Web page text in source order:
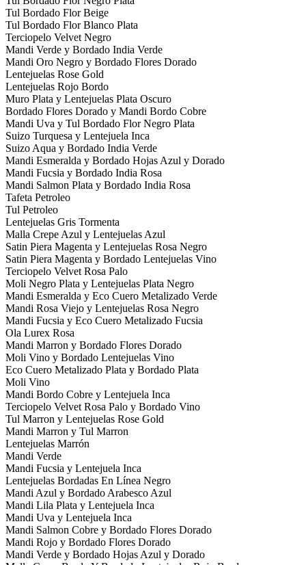
Tul Bordado Flor Beige
Tul Bordado Flor Blanco Plata
Terciopelo Velvet Negro
Mandi Verde y Bordado India Verde
Mandi Oro Negro y Bordado Flores Dorado
Lentejuelas Rose Gold
Lentejuelas Rojo Bordo
Muro Plata y Lentejuelas Plata Oscuro
Bordado Flores Dorado y Mandi Bordo Cobre
Mandi Uva y Tul Bordado Flor Negro Plata
Suizo Turquesa y Lentejuela Inca
Suizo Aqua y Bordado India Verde
Mandi Esmeralda y Bordado Hojas Azul y Dorado
Mandi Fucsia y Bordado India Rosa
Mandi Salmon Plata y Bordado India Rosa
Tafeta Petroleo
Tul Petroleo
Lentejuelas Gris Tormenta
Malla Crepe Azul y Lentejuelas Azul
Satin Piera Magenta y Lentejuelas Rosa Negro
Satin Piera Magenta y Bordado Lentejuelas Vino
Terciopelo Velvet Rosa Palo
Moli Negro Plata y Lentejuelas Plata Negro
Mandi Esmeralda y Eco Cuero Metalizado Verde
Mandi Rosa Viejo y Lentejuelas Rosa Negro
Mandi Fucsia y Eco Cuero Metalizado Fucsia
Ola Lurex Rosa
Mandi Marron y Bordado Flores Dorado
Moli Vino y Bordado Lentejuelas Vino
Eco Cuero Metalizado Plata y Bordado Plata
Moli Vino
Mandi Bordo Cobre y Lentejuela Inca
Terciopelo Velvet Rosa Palo y Bordado Vino
Tul Marron y Lentejuelas Rose Gold
Mandi Marron y Tul Marron
Lentejuelas Marrón
Mandi Verde
Mandi Fucsia y Lentejuela Inca
Lentejuelas Bordadas En Línea Negro
Mandi Azul y Bordado Arabesco Azul
Mandi Lila Plata y Lentejuela Inca
Mandi Uva y Lentejuela Inca
Mandi Salmon Cobre y Bordado Flores Dorado
Mandi Rojo y Bordado Flores Dorado
Mandi Verde y Bordado Hojas Azul y Dorado